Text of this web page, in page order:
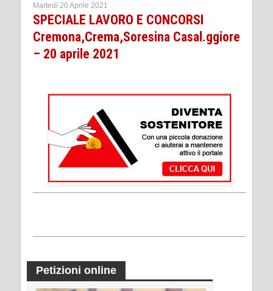
Martedì 20 Aprile 2021
SPECIALE LAVORO E CONCORSI
Cremona,Crema,Soresina Casal.ggiore
– 20 aprile 2021
Petizioni online